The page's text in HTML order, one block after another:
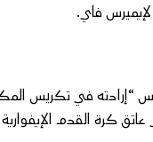
فاي.
“إرادته في تكريس
كرة القدم الإيفوارية